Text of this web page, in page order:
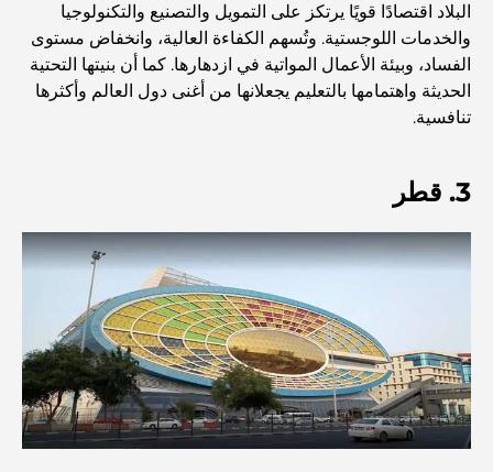
أشياء يمكنك القيام بها في وسط مدينة دبي: دليلك الشامل
أفضل أماكن الإفطار في دبي: أفضل 7 أماكن لا تُضاهى لتجربة
إفطار رمضاني لا يُنسى
والمجتمع
مطاعم دبي الحائزة على نجمة ميشلان: جولة مغامرة لعشاق
الطعام
استكشاف مطاعم جميرا جولف إستيتس: دليل الطهي
Dubai Horse Racing: Where Tradition Meets
Global Competition
البلاد اقتصادًا قويًا يرتكز على التمويل والتصنيع والتكنولوجيا
والخدمات اللوجستية. وتُسهم الكفاءة العالية، وانخفاض مستوى
الفساد، وبيئة الأعمال المواتية في ازدهارها. كما أن بنيتها التحتية
الحديثة واهتمامها بالتعليم يجعلانها من أغنى دول العالم وأكثرها
تنافسية.
3. قطر